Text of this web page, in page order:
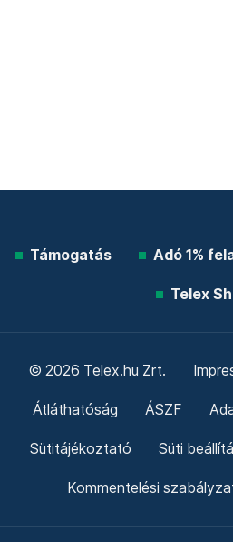
Támogatás Adó 1%
Telex
© 2026 Telex.hu Zrt.
Átláthatóság ÁSZF
Sütitájékoztató Süti
Kommentelési